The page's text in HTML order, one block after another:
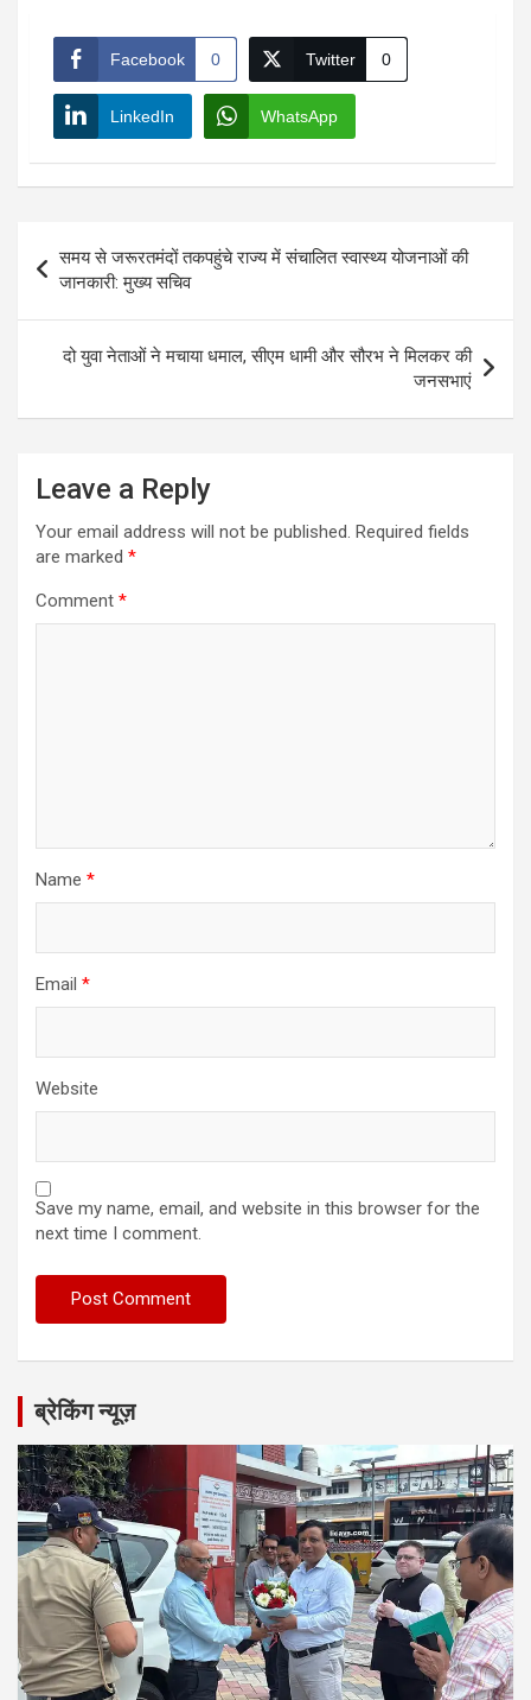
Facebook 0 Twitter 0
LinkedIn WhatsApp
navigation
समय से जरूरतमंदों तकपहुंचे राज्य में संचालित स्वास्थ्य योजनाओं की
जानकारी: मुख्य सचिव
दो युवा नेताओं ने मचाया धमाल, सीएम धामी और सौरभ ने मिलकर की
जनसभाएं
Leave a Reply
Your email address will not be published. Required fields
are marked *
Comment *
Name *
Email *
Website
Save my name, email, and website in this browser for the
next time I comment.
ब्रेकिंग न्यूज़